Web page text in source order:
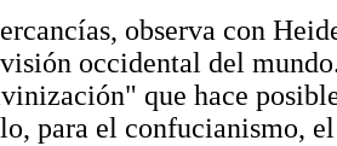
observa con
occidental del
que hace
para el confucianismo,